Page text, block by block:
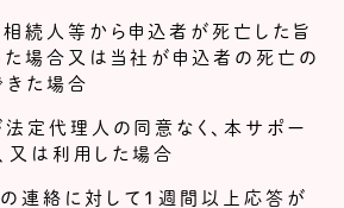
相続人等から申込者が死亡した旨
場合又は当社が申込者の死亡の
た場合
法定代理人の同意なく、本サポー
又は利用した場合
の連絡に対して1週間以上応答が